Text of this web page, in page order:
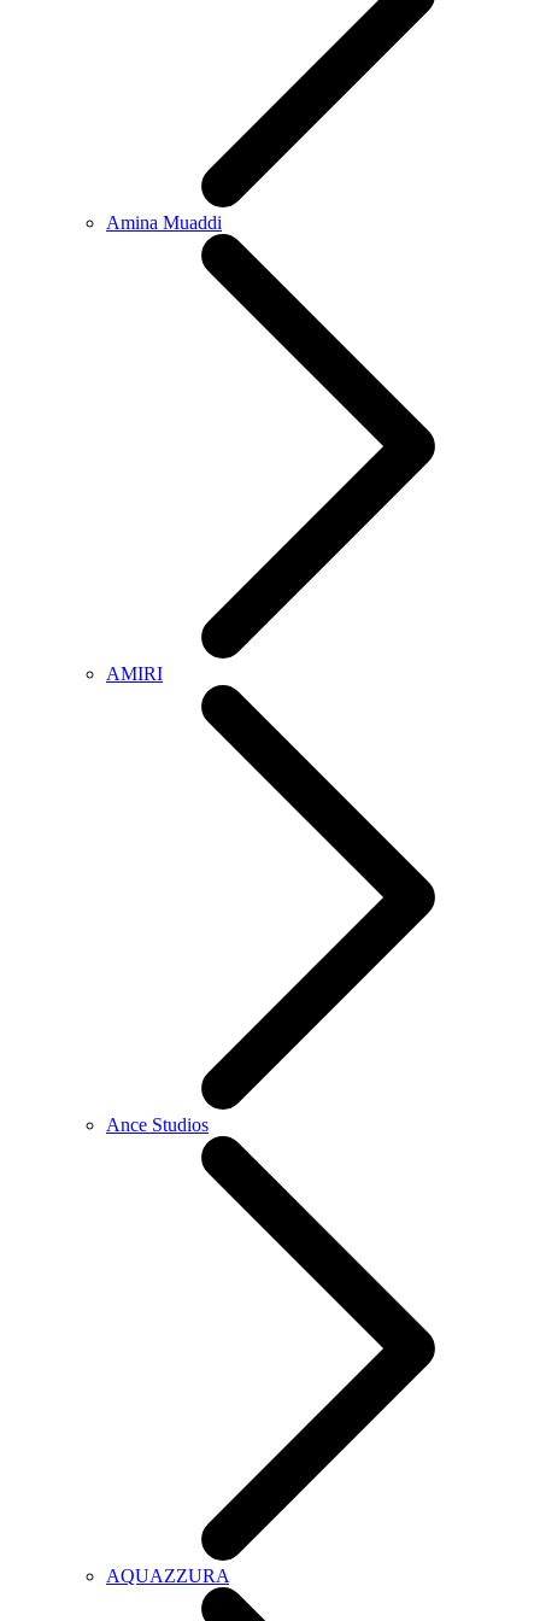
Amina Muaddi
AMIRI
Ance Studios
AQUAZZURA